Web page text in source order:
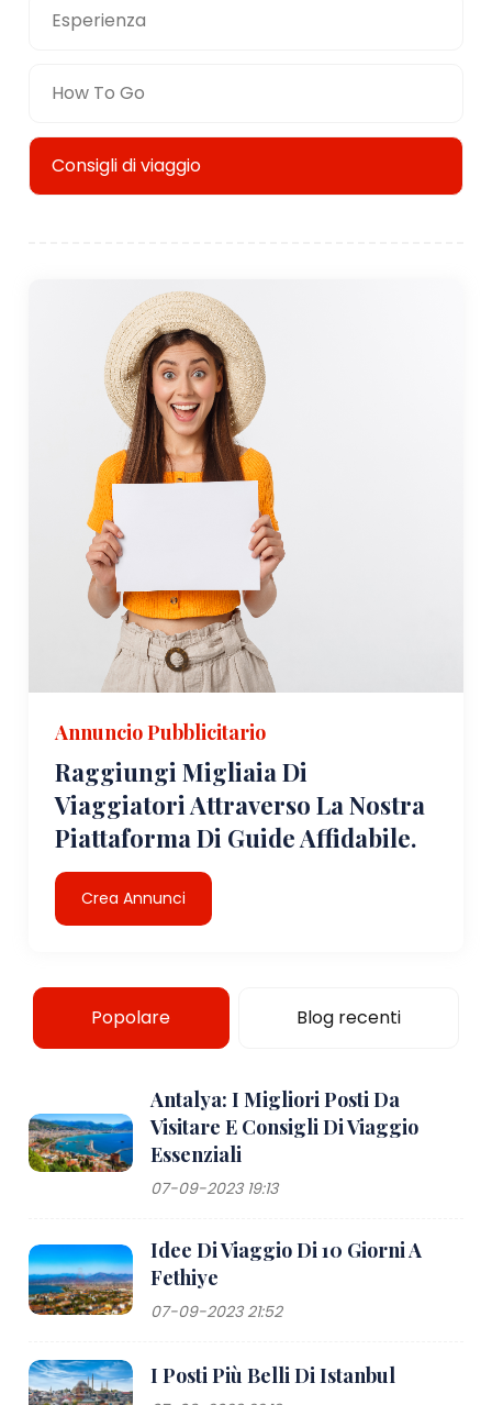
Esperienza
How To Go
Consigli di viaggio
Annuncio Pubblicitario
Raggiungi Migliaia Di
Viaggiatori Attraverso La Nostra
Piattaforma Di Guide Affidabile.
Crea Annunci
Popolare Blog recenti
Antalya: I Migliori Posti Da
Visitare E Consigli Di Viaggio
Essenziali
07-09-2023 19:13
Idee Di Viaggio Di 10 Giorni A
Fethiye
07-09-2023 21:52
I Posti Più Belli Di Istanbul